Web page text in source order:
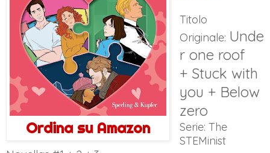
Ordina su Amazon
Titolo
Originale: Unde
r one roof
+ Stuck with
you + Below
zero
Serie: The
STEMinist